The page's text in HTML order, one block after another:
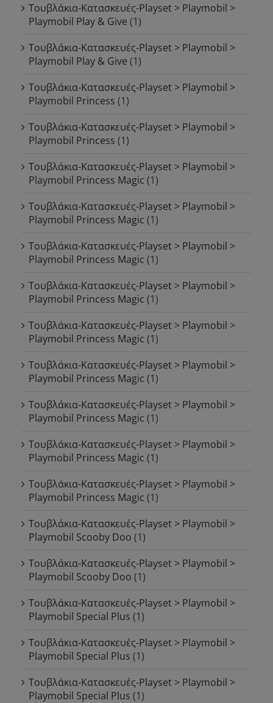
Τουβλάκια-Κατασκευές-Playset > Playmobil >
Playmobil Play & Give (1)
Τουβλάκια-Κατασκευές-Playset > Playmobil >
Playmobil Play & Give (1)
Τουβλάκια-Κατασκευές-Playset > Playmobil >
Playmobil Princess (1)
Τουβλάκια-Κατασκευές-Playset > Playmobil >
Playmobil Princess (1)
Τουβλάκια-Κατασκευές-Playset > Playmobil >
Playmobil Princess Magic (1)
Τουβλάκια-Κατασκευές-Playset > Playmobil >
Playmobil Princess Magic (1)
Τουβλάκια-Κατασκευές-Playset > Playmobil >
Playmobil Princess Magic (1)
Τουβλάκια-Κατασκευές-Playset > Playmobil >
Playmobil Princess Magic (1)
Τουβλάκια-Κατασκευές-Playset > Playmobil >
Playmobil Princess Magic (1)
Τουβλάκια-Κατασκευές-Playset > Playmobil >
Playmobil Princess Magic (1)
Τουβλάκια-Κατασκευές-Playset > Playmobil >
Playmobil Princess Magic (1)
Τουβλάκια-Κατασκευές-Playset > Playmobil >
Playmobil Princess Magic (1)
Τουβλάκια-Κατασκευές-Playset > Playmobil >
Playmobil Princess Magic (1)
Τουβλάκια-Κατασκευές-Playset > Playmobil >
Playmobil Scooby Doo (1)
Τουβλάκια-Κατασκευές-Playset > Playmobil >
Playmobil Scooby Doo (1)
Τουβλάκια-Κατασκευές-Playset > Playmobil >
Playmobil Special Plus (1)
Τουβλάκια-Κατασκευές-Playset > Playmobil >
Playmobil Special Plus (1)
Τουβλάκια-Κατασκευές-Playset > Playmobil >
Playmobil Special Plus (1)